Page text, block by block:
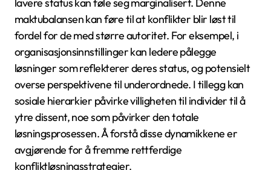
Hva er implikasjonene av sosiale
hierarkier for samfunnsdynamikk?
Sosiale hierarkier påvirker betydelig
samfunnsdynamikk ved å forme interaksjoner,
ressursfordeling og sosial sammenheng. Disse
hierarkiene kan skape maktubalanser, som påvirker
gruppebeslutningstaking og individuell velvære. For
eksempel, individer i høyere statusposisjoner får ofte
tilgang til bedre ressurser og muligheter, noe som
fører til økt stabilitet i gruppen. Omvendt kan